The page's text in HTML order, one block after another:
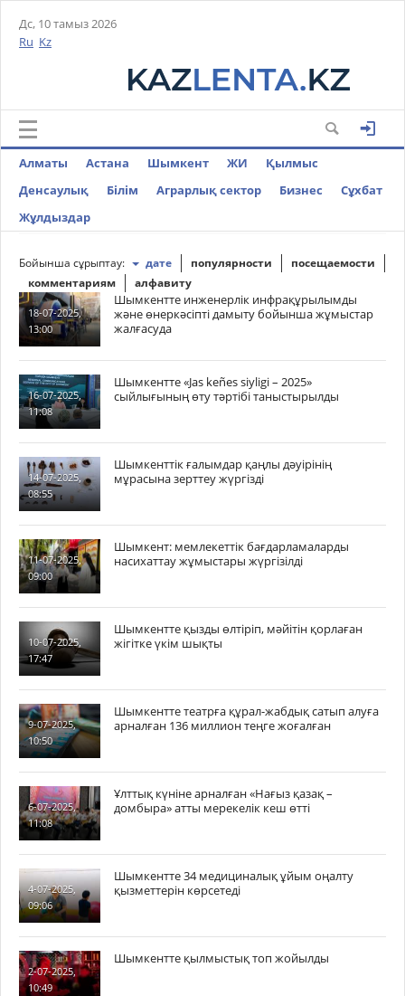
Дс, 10 тамыз 2026
Ru Kz
Алматы Астана Шымкент ЖИ
Қылмыс
Денсаулық
Білім Аграрлық сектор Бизнес
Cұхбат
Жұлдыздар
Бойынша сұрыптау: дате популярности
посещаемости
комментариям
алфавиту
18-07-2025,
13:00
Шымкентте инженерлік инфрақұрылымды
және өнеркәсіпті дамыту бойынша жұмыстар
жалғасуда
16-07-2025,
11:08
Шымкентте «Jas keñes siyligi – 2025»
сыйлығының өту тәртібі таныстырылды
14-07-2025,
08:55
Шымкенттік ғалымдар қаңлы дәуірінің
мұрасына зерттеу жүргізді
11-07-2025,
09:00
Шымкент: мемлекеттік бағдарламаларды
насихаттау жұмыстары жүргізілді
10-07-2025,
17:47
Шымкентте қызды өлтіріп, мәйітін қорлаған
жігітке үкім шықты
9-07-2025,
10:50
Шымкентте театрға құрал-жабдық сатып алуға
арналған 136 миллион теңге жоғалған
6-07-2025,
11:08
Ұлттық күніне арналған «Нағыз қазақ –
домбыра» атты мерекелік кеш өтті
4-07-2025,
09:06
Шымкентте 34 медициналық ұйым оңалту
қызметтерін көрсетеді
2-07-2025,
10:49
Шымкентте қылмыстық топ жойылды